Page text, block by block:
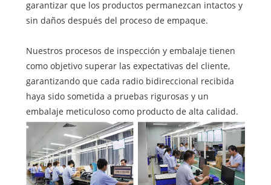
garantizar que los productos permanezcan intactos y
sin daños después del proceso de empaque.
Nuestros procesos de inspección y embalaje tienen
como objetivo superar las expectativas del cliente,
garantizando que cada radio bidireccional recibida
haya sido sometida a pruebas rigurosas y un
embalaje meticuloso como producto de alta calidad.